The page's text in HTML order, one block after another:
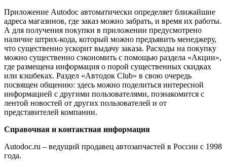
Приложение Autodoc автоматически определяет ближайшие
адреса магазинов, где заказ можно забрать, и время их работы.
А для получения покупки в приложении предусмотрено
наличие штрих-кода, который можно предъявить менеджеру,
что существенно ускорит выдачу заказа. Расходы на покупку
можно существенно сэкономить с помощью раздела «Акции»,
где размещена информация о порой существенных скидках
или кэшбеках. Раздел «Автодок Club» в свою очередь
посвящен общению: здесь можно поделиться интересной
информацией с другими пользователями, познакомится с
лентой новостей от других пользователей и от
представителей компании.
Справочная и контактная информация
Autodoc.ru – ведущий продавец автозапчастей в России с 1998
года.